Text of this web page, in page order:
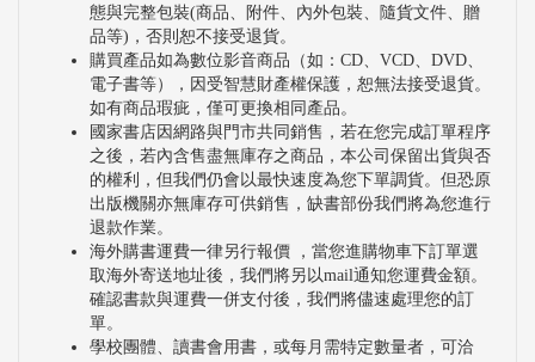
態與完整包裝(商品、附件、內外包裝、隨貨文件、贈
品等)，否則恕不接受退貨。
購買產品如為數位影音商品（如：CD、VCD、DVD、
電子書等），因受智慧財產權保護，恕無法接受退貨。
如有商品瑕疵，僅可更換相同產品。
國家書店因網路與門市共同銷售，若在您完成訂單程序
之後，若內含售盡無庫存之商品，本公司保留出貨與否
的權利，但我們仍會以最快速度為您下單調貨。但恐原
出版機關亦無庫存可供銷售，缺書部份我們將為您進行
退款作業。
海外購書運費一律另行報價 ，當您進購物車下訂單選
取海外寄送地址後，我們將另以mail通知您運費金額。
確認書款與運費一併支付後，我們將儘速處理您的訂
單。
學校團體、讀書會用書，或每月需特定數量者，可洽